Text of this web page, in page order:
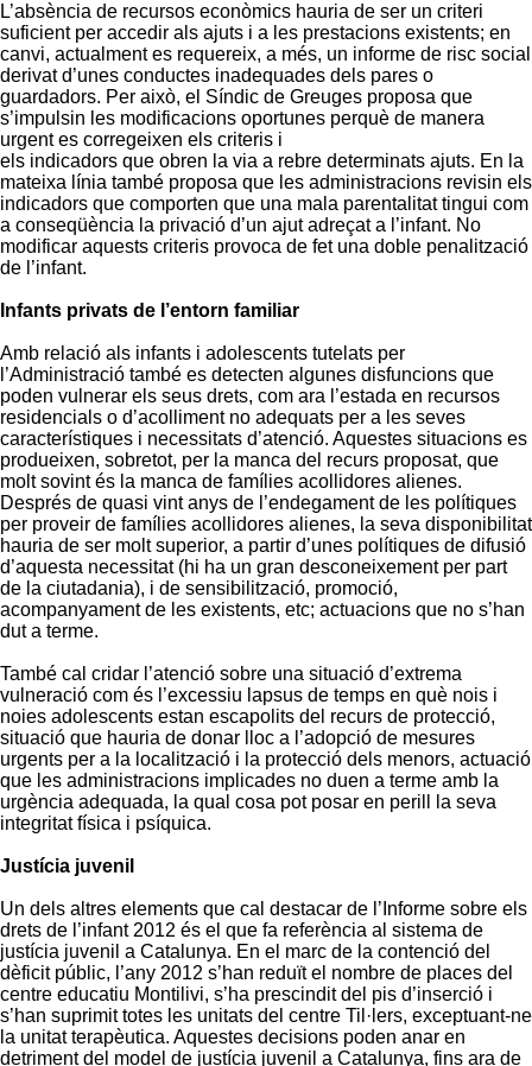
L’absència de recursos econòmics hauria de ser un criteri
suficient per accedir als ajuts i a les prestacions existents; en
canvi, actualment es requereix, a més, un informe de risc social
derivat d’unes conductes inadequades dels pares o
guardadors. Per això, el Síndic de Greuges proposa que
s’impulsin les modificacions oportunes perquè de manera
urgent es corregeixen els criteris i
els indicadors que obren la via a rebre determinats ajuts. En la
mateixa línia també proposa que les administracions revisin els
indicadors que comporten que una mala parentalitat tingui com
a conseqüència la privació d’un ajut adreçat a l’infant. No
modificar aquests criteris provoca de fet una doble penalització
de l’infant.
Infants privats de l’entorn familiar
Amb relació als infants i adolescents tutelats per
l’Administració també es detecten algunes disfuncions que
poden vulnerar els seus drets, com ara l’estada en recursos
residencials o d’acolliment no adequats per a les seves
característiques i necessitats d’atenció. Aquestes situacions es
produeixen, sobretot, per la manca del recurs proposat, que
molt sovint és la manca de famílies acollidores alienes.
Després de quasi vint anys de l’endegament de les polítiques
per proveir de famílies acollidores alienes, la seva disponibilitat
hauria de ser molt superior, a partir d’unes polítiques de difusió
d’aquesta necessitat (hi ha un gran desconeixement per part
de la ciutadania), i de sensibilització, promoció,
acompanyament de les existents, etc; actuacions que no s’han
dut a terme.
També cal cridar l’atenció sobre una situació d’extrema
vulneració com és l’excessiu lapsus de temps en què nois i
noies adolescents estan escapolits del recurs de protecció,
situació que hauria de donar lloc a l’adopció de mesures
urgents per a la localització i la protecció dels menors, actuació
que les administracions implicades no duen a terme amb la
urgència adequada, la qual cosa pot posar en perill la seva
integritat física i psíquica.
Justícia juvenil
Un dels altres elements que cal destacar de l’Informe sobre els
drets de l’infant 2012 és el que fa referència al sistema de
justícia juvenil a Catalunya. En el marc de la contenció del
dèficit públic, l’any 2012 s’han reduït el nombre de places del
centre educatiu Montilivi, s’ha prescindit del pis d’inserció i
s’han suprimit totes les unitats del centre Til·lers, exceptuant-ne
la unitat terapèutica. Aquestes decisions poden anar en
detriment del model de justícia juvenil a Catalunya, fins ara de